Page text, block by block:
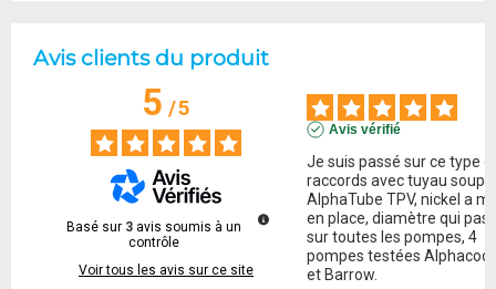
Avis clients du produit
5/5
Basé sur 3 avis soumis à un
contrôle
Voir tous les avis sur ce site
Avis vérifié
Je suis passé sur ce type
raccords avec tuyau
AlphaTube TPV, nickel a
en place, diamètre qui
sur toutes les pompes, 4
pompes testées
et Barrow.